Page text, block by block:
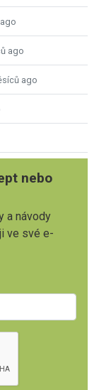
ago
ago
nebo
a návody
ve své e-